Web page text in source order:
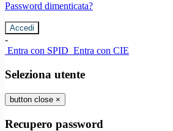
Password dimenticata?
-
Entra con SPID Entra con CIE
Seleziona utente
button close ×
Recupero password